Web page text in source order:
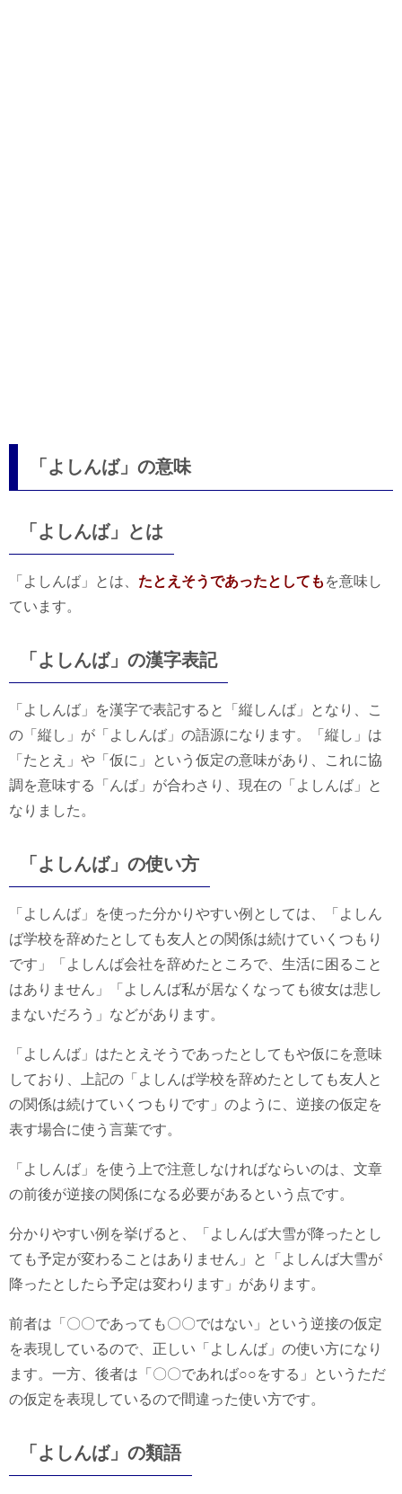
「よしんば」の意味
「よしんば」とは
「よしんば」とは、 たとえそうであったとしても を意味し
ています。
「よしんば」の漢字表記
「よしんば」を漢字で表記すると「縦しんば」となり、こ
の「縦し」が「よしんば」の語源になります。「縦し」は
「たとえ」や「仮に」という仮定の意味があり、これに協
調を意味する「んば」が合わさり、現在の「よしんば」と
なりました。
「よしんば」の使い方
「よしんば」を使った分かりやすい例としては、「よしん
ば学校を辞めたとしても友人との関係は続けていくつもり
です」「よしんば会社を辞めたところで、生活に困ること
はありません」「よしんば私が居なくなっても彼女は悲し
まないだろう」などがあります。
「よしんば」はたとえそうであったとしてもや仮にを意味
しており、上記の「よしんば学校を辞めたとしても友人と
の関係は続けていくつもりです」のように、逆接の仮定を
表す場合に使う言葉です。
「よしんば」を使う上で注意しなければならいのは、文章
の前後が逆接の関係になる必要があるという点です。
分かりやすい例を挙げると、「よしんば大雪が降ったとし
ても予定が変わることはありません」と「よしんば大雪が
降ったとしたら予定は変わります」があります。
前者は「〇〇であっても〇〇ではない」という逆接の仮定
を表現しているので、正しい「よしんば」の使い方になり
ます。一方、後者は「〇〇であれば○○をする」というただ
の仮定を表現しているので間違った使い方です。
「よしんば」の類語